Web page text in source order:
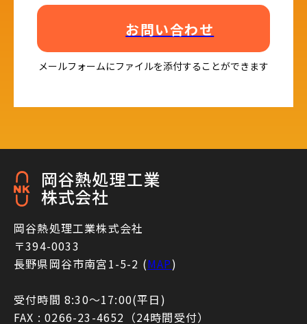
お問い合わせ
メールフォームにファイルを添付することができます
岡谷熱処理工業株式会社
〒394-0033
長野県岡谷市南宮1-5-2 (MAP)
受付時間 8:30〜17:00(平日)
FAX : 0266-23-4652（24時間受付）